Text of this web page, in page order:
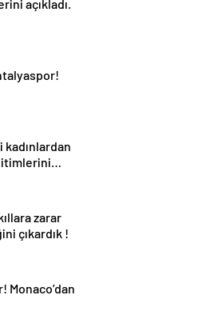
açıkladı.
zarar
çıkardık !
Monaco’dan